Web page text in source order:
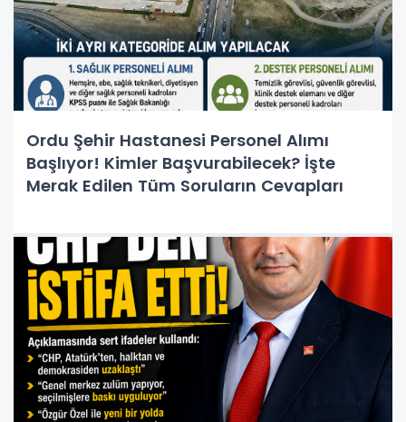
Ordu Şehir Hastanesi Personel Alımı
Başlıyor! Kimler Başvurabilecek? İşte
Merak Edilen Tüm Soruların Cevapları